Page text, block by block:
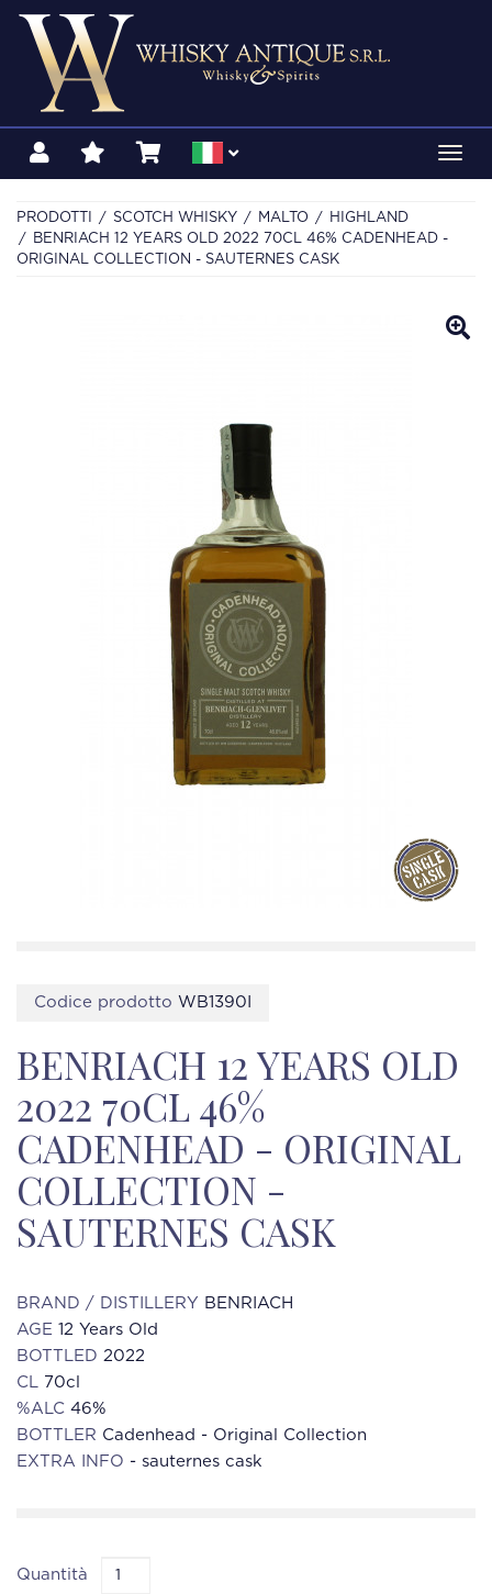
PRODOTTI SCOTCH WHISKY MALTO
HIGHLAND
BENRIACH 12 YEARS OLD 2022 70CL 46% CADENHEAD -
ORIGINAL COLLECTION - SAUTERNES CASK
Codice prodotto WB1390I
BENRIACH 12 YEARS OLD
2022 70CL 46%
CADENHEAD - ORIGINAL
COLLECTION -
SAUTERNES CASK
BRAND / DISTILLERY BENRIACH
AGE 12 Years Old
BOTTLED 2022
CL 70cl
%ALC 46%
BOTTLER Cadenhead - Original Collection
EXTRA INFO - sauternes cask
Quantità